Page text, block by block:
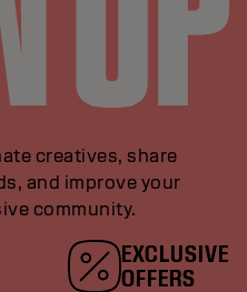
creatives, share
and improve your
community.
EXCLUSIVE
OFFERS